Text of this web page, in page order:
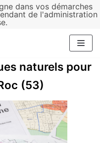
dans vos démarches
de l'administration
naturels pour
(53)